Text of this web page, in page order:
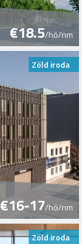
€18.5/hó/nm
Zöld iroda
€16-17/hó/nm
Zöld iroda